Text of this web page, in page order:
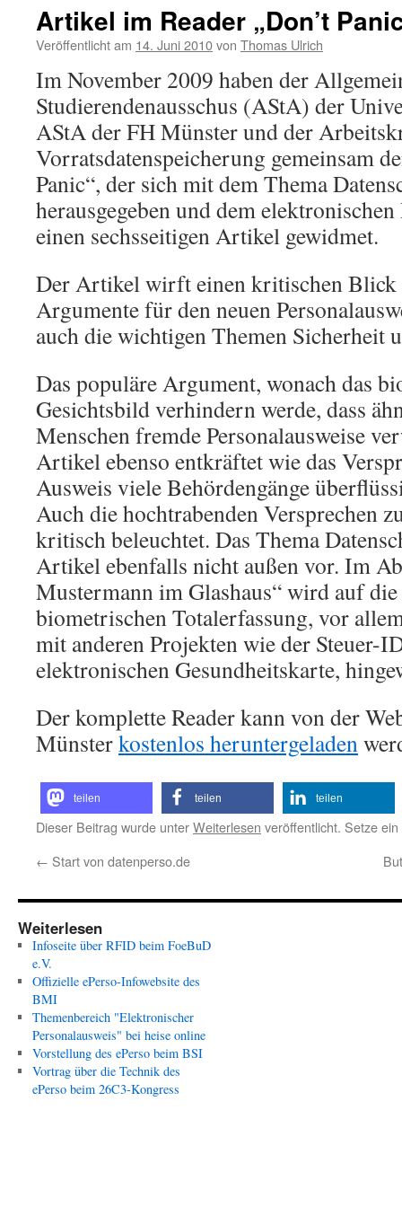
Artikel im Reader „Don’t
Veröffentlicht am 14. Juni 2010von Thomas Ulrich
Im November 2009 haben der
Studierendenausschus (AStA) der
AStA der FH Münster und der
Vorratsdatenspeicherung gemeinsam
Panic“, der sich mit dem Thema
herausgegeben und dem
einen sechsseitigen Artikel gewidmet.
Der Artikel wirft einen kritischen Blick
Argumente für den neuen
auch die wichtigen Themen Sicherheit
Das populäre Argument, wonach das
Gesichtsbild verhindern werde, dass
Menschen fremde Personalausweise
Artikel ebenso entkräftet wie das
Ausweis viele Behördengänge
Auch die hochtrabenden Versprechen
kritisch beleuchtet. Das Thema
Artikel ebenfalls nicht außen vor. Im
Mustermann im Glashaus“ wird auf
biometrischen Totalerfassung, vor
mit anderen Projekten wie der Steuer-
elektronischen Gesundheitskarte,
Der komplette Reader kann von der
Münsterkostenlos heruntergeladen
teilen teilen teilen
Dieser Beitrag wurde unterWeiterlesen veröffentlicht. Setze
← Start von datenperso.de
Weiterlesen
Infoseite über RFID beim FoeBuD
e.V.
Offizielle ePerso-Infowebsite des
BMI
Themenbereich "Elektronischer
Personalausweis" bei heise online
Vorstellung des ePerso beim BSI
Vortrag über die Technik des
ePerso beim 26C3-Kongress